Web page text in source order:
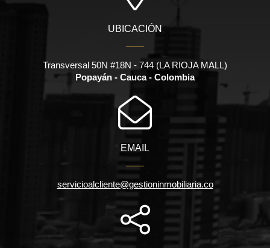
UBICACIÓN
Transversal 50N #18N - 744 (LA RIOJA MALL)
Popayán - Cauca - Colombia
EMAIL
servicioalcliente@gestioninmobiliaria.co